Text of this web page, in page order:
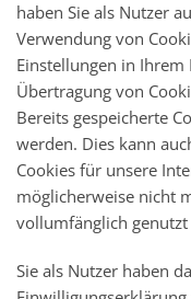
haben Sie als Nutzer
Verwendung von
Einstellungen in
Übertragung von
Bereits gespeicherte
werden. Dies kann
Cookies für unsere
möglicherweise nicht
vollumfänglich
Sie als Nutzer haben